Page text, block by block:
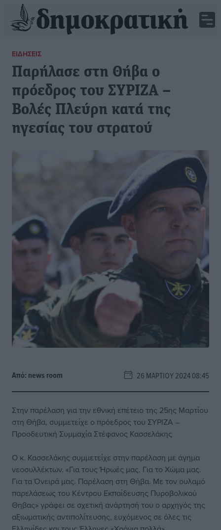
ΕΙΔΉΣΕΙΣ
Παρήλασε στη Θήβα ο
πρόεδρος του ΣΥΡΙΖΑ –
Βολές Πλεύρη κατά της
ηγεσίας του στρατού
Από: news room 26 ΜΑΡΤΊΟΥ 2024 08:45
Στην παρέλαση για την εθνική επέτειο της 25ης Μαρτίου
στη Θήβα, συμμετείχε ο πρόεδρος του ΣΥΡΙΖΑ –
Προοδευτική Συμμαχία Στέφανος Κασσελάκης
Ο κ. Κασσελάκης συμμετείχε στην παρέλαση με άγημα
νεοσυλλέκτων. «Για τους Ήρωές μας. Για το Χώμα μας.
Για τα Όνειρά μας. Παρέλαση στη Θήβα. Με τον ουλαμό
παρελάσεως του Κέντρου Εκπαίδευσης Πυροβολικού
Θηβας» γράφει σε σχετική ανάρτησή του ο αρχηγός της
αξιωματικής αντιπολίτευσης, ευχόμενος σε όλες τις